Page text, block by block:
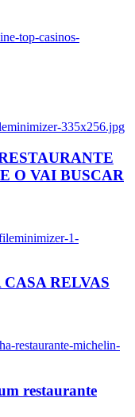
top-casinos-
335x256.jpg
O VAI BUSCAR
1-
RELVAS
restaurante-michelin-
restaurante